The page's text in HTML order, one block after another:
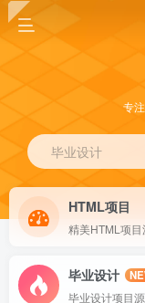
专
毕业设计
HTML项目
精美HTML项
毕业设计
毕业设计项目
欢迎来到沐编程